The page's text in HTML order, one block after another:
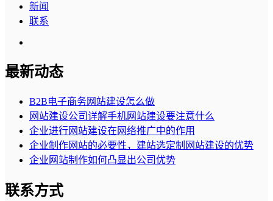
新闻
联系
最新动态
B2B电子商务网站建设怎么做
网站建设公司详解手机网站建设要注意什么
企业进行网站建设在网络推广中的作用
企业制作网站的必要性，建站选定制网站建设的优势
企业网站制作如何凸显出公司优势
联系方式